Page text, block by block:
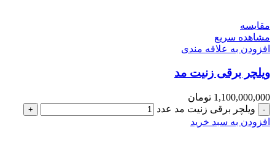
مقایسه
مشاهده سریع
افزودن به علاقه مندی
ویلچر برقی زنیت مد
1,100,000,000 تومان
ویلچر برقی زنیت مد عدد
افزودن به سبد خرید